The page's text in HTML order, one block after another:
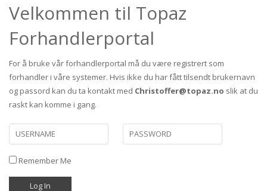
Velkommen til Topaz
Forhandlerportal
For å bruke vår forhandlerportal må du være registrert som
forhandler i våre systemer. Hvis ikke du har fått tilsendt brukernavn
og passord kan du ta kontakt med Christoffer@topaz.no slik at du
raskt kan komme i gang.
Remember Me